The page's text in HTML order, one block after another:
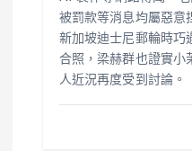
被罰款等消息均屬惡意
新加坡迪士尼郵輪時巧
合照，梁赫群也證實小
人近況再度受到討論。